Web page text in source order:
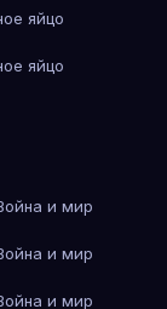
яйцо
яйцо
и мир
и мир
и мир